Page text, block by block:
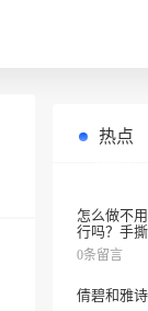
热点
怎么做不
行吗？手
0条留言
倩碧和雅